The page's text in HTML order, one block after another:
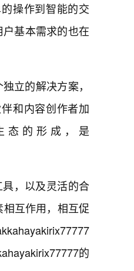
操作到智能的交
基本需求的也在
立的解决方案，
和内容创作者加
态的形成，是
，以及灵活的合
互作用，相互促
的